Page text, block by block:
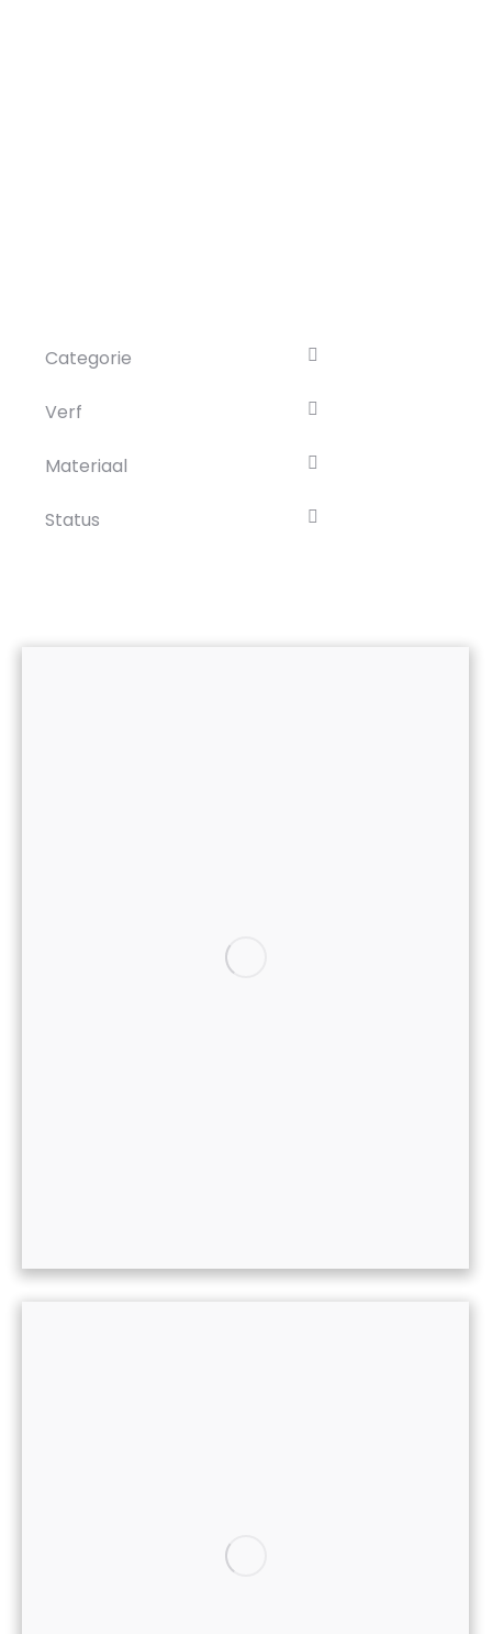
Categorie
Verf
Materiaal
Status